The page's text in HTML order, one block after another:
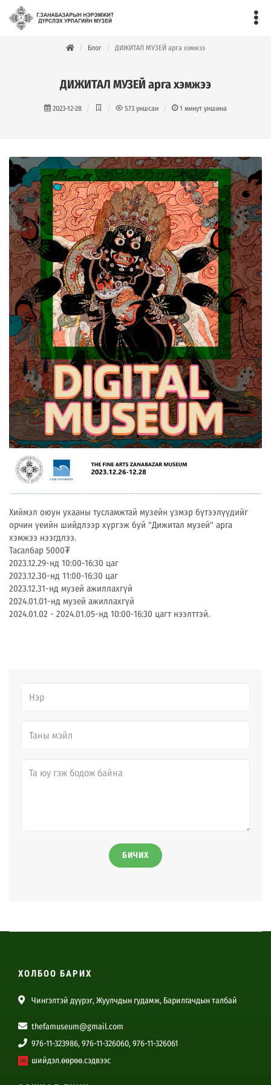
Блог ДИЖИТАЛ МУЗЕЙ арга хэмжээ
ДИЖИТАЛ МУЗЕЙ арга хэмжээ
2023-12-28 573 уншсан 1 минут уншина
Хиймэл оюун ухааны тусламжтай музейн үзмэр бүтээлүүдийг
орчин үеийн шийдлээр хүргэж буй "Дижитал музей" арга
хэмжээ нээгдлээ.
Тасалбар 5000₮
2023.12.29-нд 10:00-16:30 цаг
2023.12.30-нд 11:00-16:30 цаг
2023.12.31-нд музей ажиллахгүй
2024.01.01-нд музей ажиллахгүй
2024.01.02 - 2024.01.05-нд 10:00-16:30 цагт нээлттэй.
БИЧИХ
ХОЛБОО БАРИХ
Чингэлтэй дүүрэг, Жуулчдын гудамж, Барилгачдын талбай
thefamuseum@gmail.com
976-11-323986, 976-11-326060, 976-11-326061
шийдэл.өөрөө.сэдвээс